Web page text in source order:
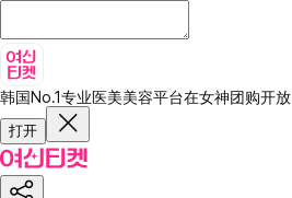
韩国No.1专业医美美容平台在女神团购开放
打开